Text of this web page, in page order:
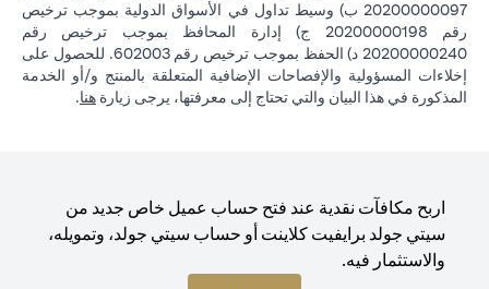
20200000097 ب) وسيط تداول في الأسواق الدولية بموجب ترخيص
رقم 20200000198 ج) إدارة المحافظ بموجب ترخيص رقم
20200000240 د) الحفظ بموجب ترخيص رقم 602003. للحصول على
إخلاءات المسؤولية والإفصاحات الإضافية المتعلقة بالمنتج و/أو الخدمة
المذكورة في هذا البيان والتي تحتاج إلى معرفتها، يرجى زيارة هنا.
اربح مكافآت نقدية عند فتح حساب عميل خاص جديد من
سيتي جولد برايفيت كلاينت أو حساب سيتي جولد، وتمويله،
والاستثمار فيه.